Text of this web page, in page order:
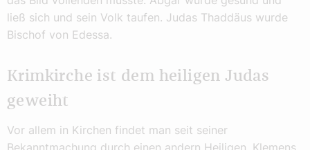
ließ sich und sein Volk taufen. Judas Thaddäus wurde
Bischof von Edessa.
Krimkirche ist dem heiligen Judas
geweiht
Vor allem in Kirchen findet man seit seiner